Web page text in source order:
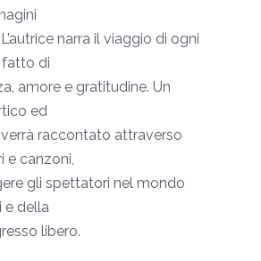
narra il viaggio di ogni
fatto di
amore e gratitudine. Un
ed
raccontato attraverso
e canzoni,
gli spettatori nel mondo
e della
libero.